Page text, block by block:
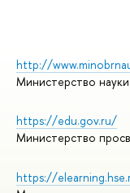
http://
Министерство
https://edu.gov.ru/
Министерство
https://